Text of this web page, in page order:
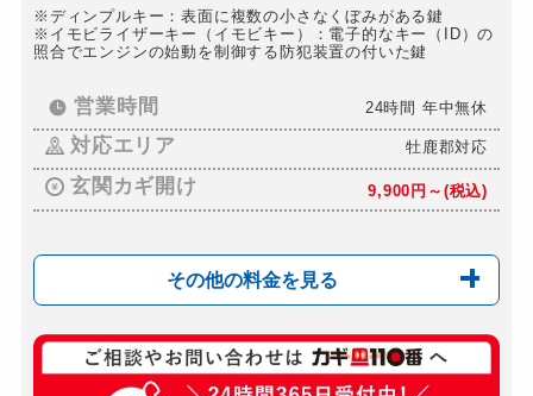
※ディンプルキー：表面に複数の小さなくぼみがある鍵
※イモビライザーキー（イモビキー）：電子的なキー（ID）の
照合でエンジンの始動を制御する防犯装置の付いた鍵
営業時間 24時間 年中無休
対応エリア 牡鹿郡対応
玄関カギ開け 9,900円～(税込)
その他の料金を見る
玄関カギ修理 9,900円～(税込)